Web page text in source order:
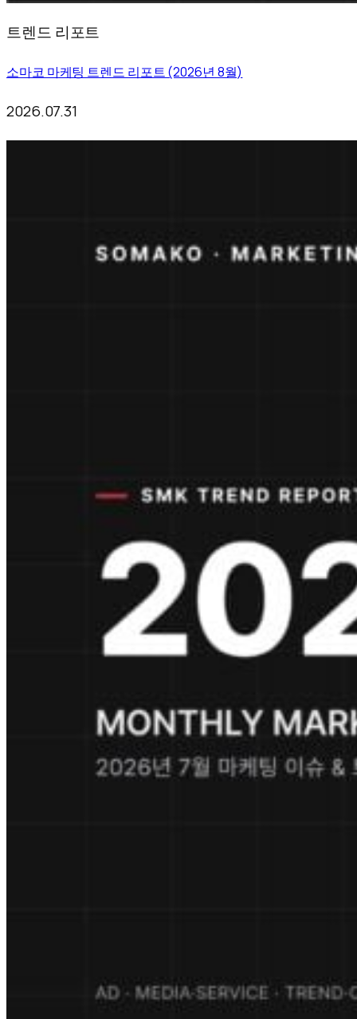
트렌드 리포트
소마코 마케팅 트렌드 리포트 (2026년 8월)
2026.07.31